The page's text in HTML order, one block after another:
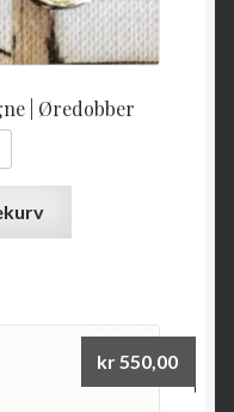
| Øredobber
kr550,00